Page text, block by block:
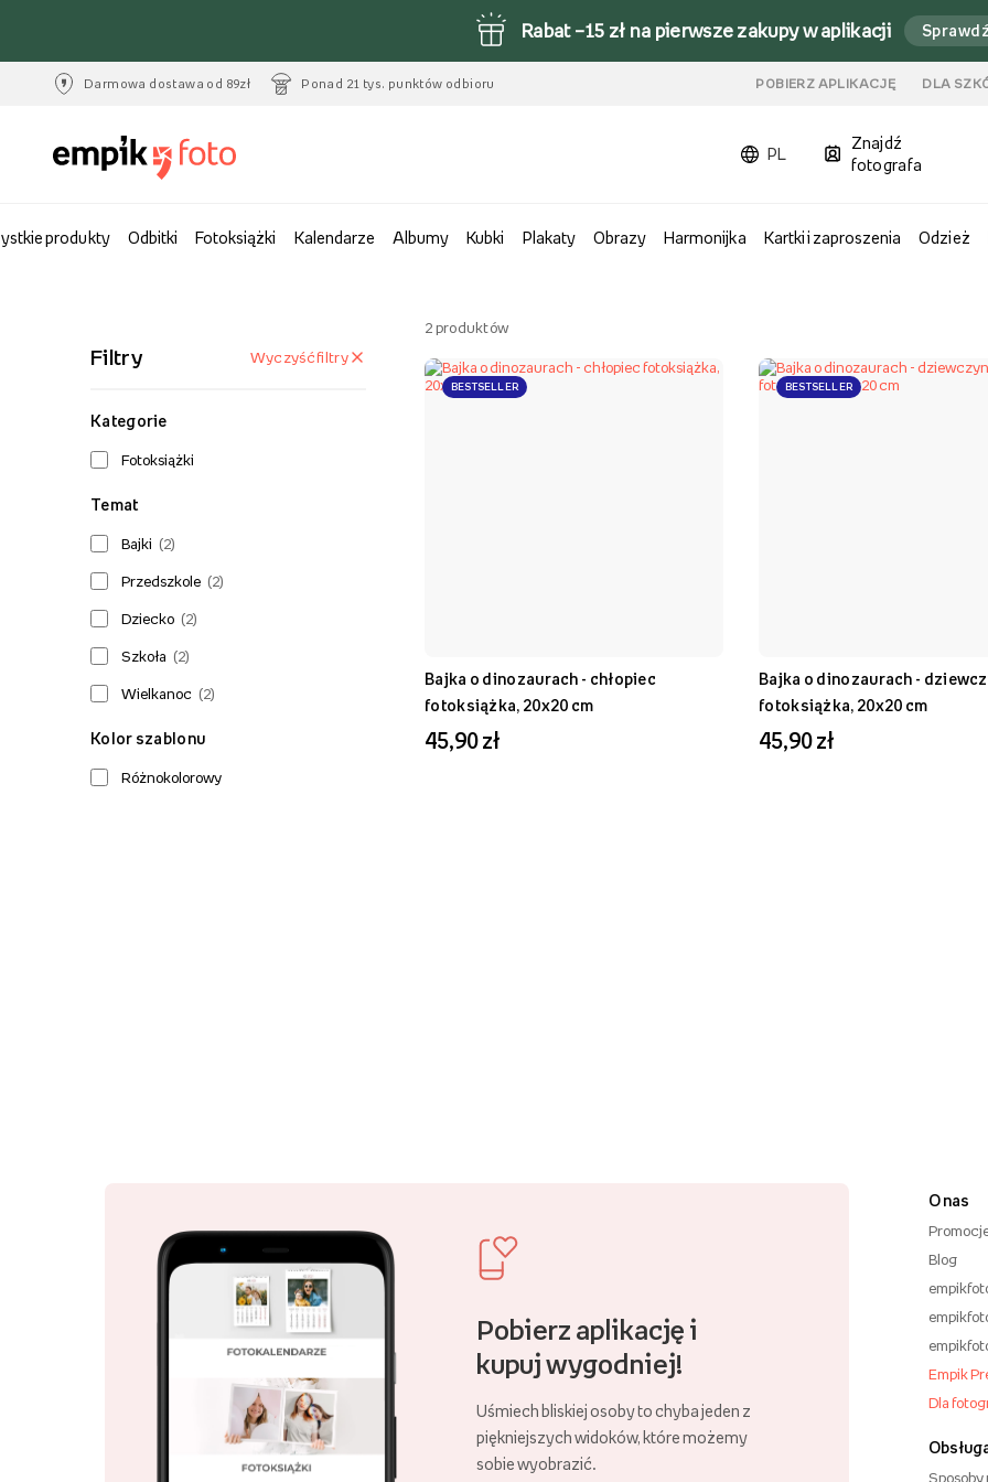
Rabat –15 zł na pierwsze zakupy w aplikacji Sprawdź
Darmowa dostawa od 89zł Ponad 21 tys. punktów odbioru POBIERZ APLIKACJĘ DLA
PL
Znajdź
fotografa
produkty Odbitki Fotoksiążki Kalendarze Albumy Kubki Plakaty Obrazy Harmonijka Kartki i zaproszenia Odzież
Filtry Wyczyść filtry
Kategorie
Fotoksiążki
Temat
Bajki (2)
Przedszkole (2)
Dziecko (2)
Szkoła (2)
Wielkanoc (2)
Kolor szablonu
Różnokolorowy
2 produktów
BESTSELLER
Bajka o dinozaurach - chłopiec
fotoksiążka, 20x20 cm
45,90 zł
BESTSELLER
Bajka o dinozaurach -
fotoksiążka, 20x20 cm
45,90 zł
Pobierz aplikację i
kupuj wygodniej!
Uśmiech bliskiej osoby to chyba jeden z
piękniejszych widoków, które możemy
sobie wyobrazić.
O nas
Blog
Empik
Dla
Sposoby